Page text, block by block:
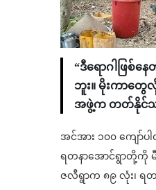
“ဒီရောဂါဖြ
ဘူး။ မိုးကာတွေ
အဖွဲ့က တတ်နိုင်သ
အင်အား ၁၀၀ ကျော်
ရတနာအောင်ရွာတို့ကို မီ
ဇလီရွာက ၈၉ လုံး၊ ရ